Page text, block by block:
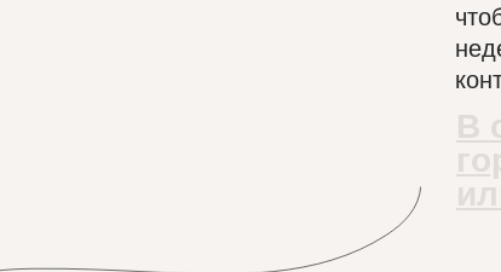
В